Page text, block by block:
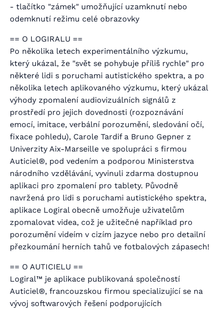
- tlačítko "zámek" umožňující uzamknutí nebo
odemknutí režimu celé obrazovky
== O LOGIRALU ==
Po několika letech experimentálního výzkumu,
který ukázal, že "svět se pohybuje příliš rychle" pro
některé lidi s poruchami autistického spektra, a po
několika letech aplikovaného výzkumu, který ukázal
výhody zpomalení audiovizuálních signálů z
prostředí pro jejich dovednosti (rozpoznávání
emocí, imitace, verbální porozumění, sledování očí,
fixace pohledu), Carole Tardif a Bruno Gepner z
Univerzity Aix-Marseille ve spolupráci s firmou
Auticiel®, pod vedením a podporou Ministerstva
národního vzdělávání, vyvinuli zdarma dostupnou
aplikaci pro zpomalení pro tablety. Původně
navržená pro lidi s poruchami autistického spektra,
aplikace Logiral obecně umožňuje uživatelům
zpomalovat videa, což je užitečné například pro
porozumění videím v cizím jazyce nebo pro detailní
přezkoumání herních tahů ve fotbalových zápasech!
== O AUTICIELU ==
Logiral™ je aplikace publikovaná společností
Auticiel®, francouzskou firmou specializující se na
vývoj softwarových řešení podporujících